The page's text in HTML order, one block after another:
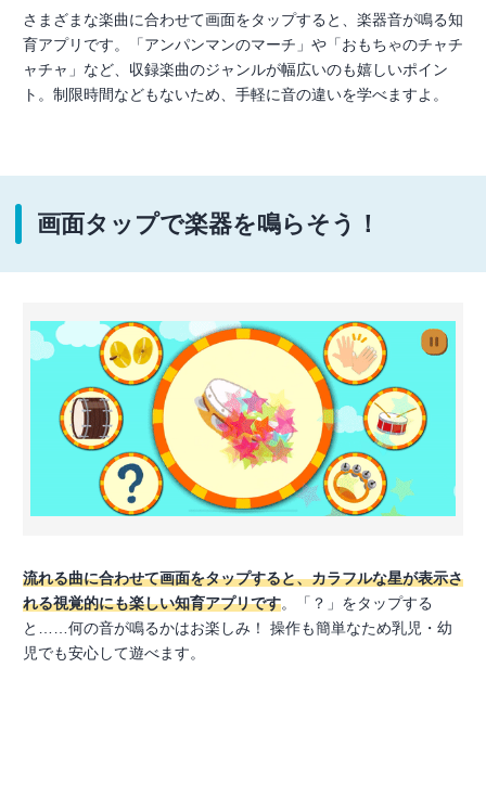
さまざまな楽曲に合わせて画面をタップすると、楽器音が鳴る知
育アプリです。「アンパンマンのマーチ」や「おもちゃのチャチ
ャチャ」など、収録楽曲のジャンルが幅広いのも嬉しいポイン
ト。制限時間などもないため、手軽に音の違いを学べますよ。
画面タップで楽器を鳴らそう！
流れる曲に合わせて画面をタップすると、カラフルな星が表示さ
れる視覚的にも楽しい知育アプリです。「？」をタップする
と……何の音が鳴るかはお楽しみ！ 操作も簡単なため乳児・幼
児でも安心して遊べます。